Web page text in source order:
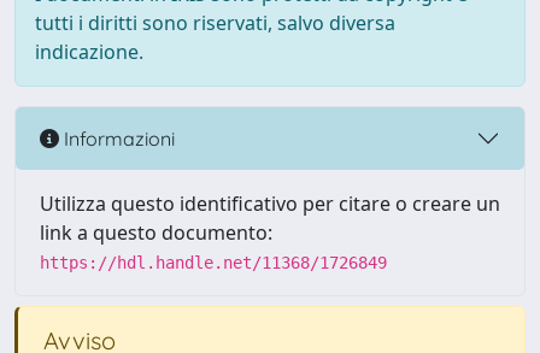
tutti i diritti sono riservati, salvo diversa
indicazione.
Informazioni
Utilizza questo identificativo per citare o creare un
link a questo documento:
https://hdl.handle.net/11368/1726849
Avviso